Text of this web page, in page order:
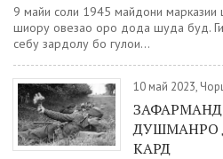
9 майи соли 1945 майдони марказии
шиору овезаҳо оро дода шуда буд.
себу зардолу бо гулҳои...
10 май 2023,
ДУШМАНРО
КАРД